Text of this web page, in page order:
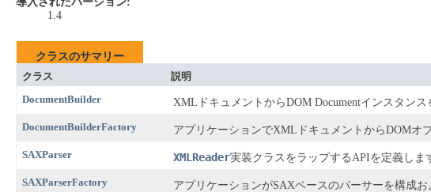
1.4
クラスのサマリー
クラス
説明
DocumentBuilder
XMLドキュメントからDOM Documentインスタンス
DocumentBuilderFactory アプリケーションでXMLドキュメントからDOMオ
SAXParser XMLReader実装クラスをラップするAPIを定義しま
SAXParserFactory アプリケーションがSAXベースのパーサーを構成